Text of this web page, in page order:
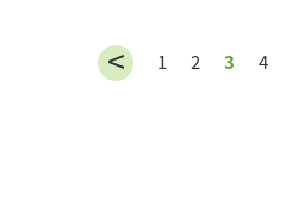
1 2 3 4